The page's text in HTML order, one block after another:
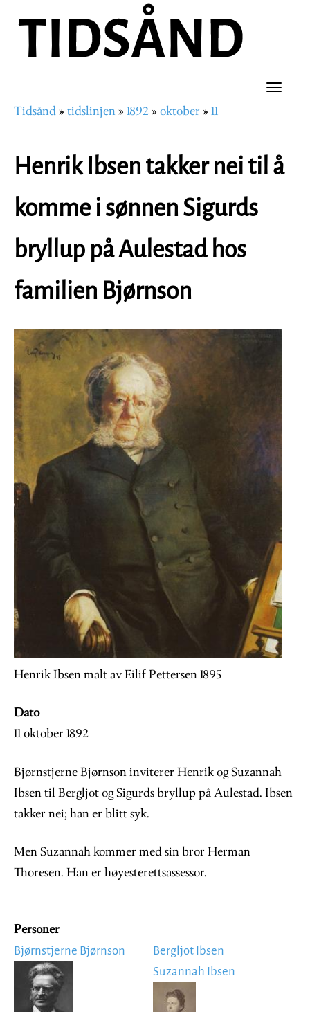
hovedinnhold
Toggle
Navigasjonssti
Tidsånd tidslinjen 1892 oktober 11
Henrik Ibsen takker nei til å
komme i sønnen Sigurds
bryllup på Aulestad hos
familien Bjørnson
Image
Henrik Ibsen malt av Eilif Pettersen 1895
Dato
11 oktober 1892
Bjørnstjerne Bjørnson inviterer Henrik og Suzannah
Ibsen til Bergljot og Sigurds bryllup på Aulestad. Ibsen
takker nei; han er blitt syk.
Men Suzannah kommer med sin bror Herman
Thoresen. Han er høyesterettsassessor.
Personer
Bjørnstjerne Bjørnson
Image
Bergljot Ibsen
Suzannah Ibsen
Image